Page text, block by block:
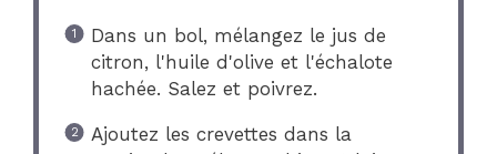
Dans un bol, mélangez le jus de
citron, l'huile d'olive et l'échalote
hachée. Salez et poivrez.
Ajoutez les crevettes dans la